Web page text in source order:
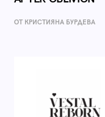
ОТ КРИСТИЯНА БУРДЕВА